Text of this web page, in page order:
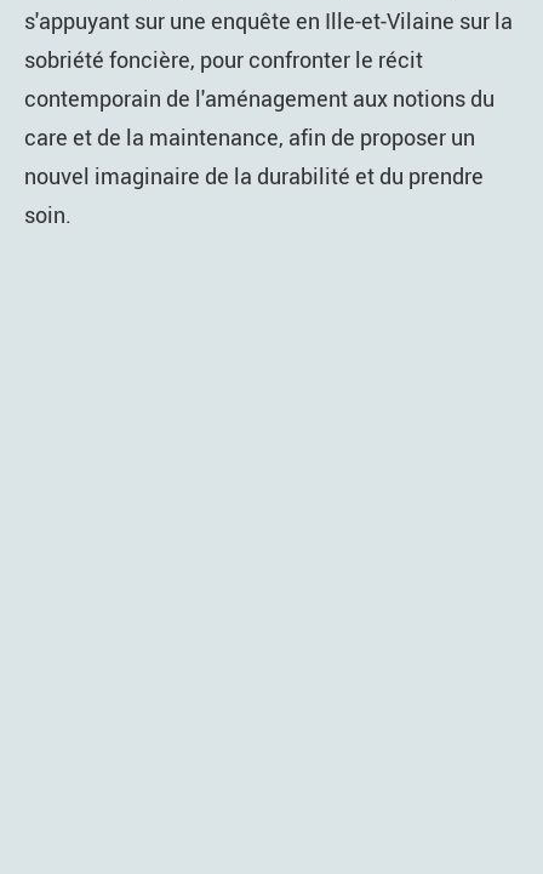
s'appuyant sur une enquête en Ille-et-Vilaine sur la
sobriété foncière, pour confronter le récit
contemporain de l'aménagement aux notions du
care et de la maintenance, afin de proposer un
nouvel imaginaire de la durabilité et du prendre
soin.